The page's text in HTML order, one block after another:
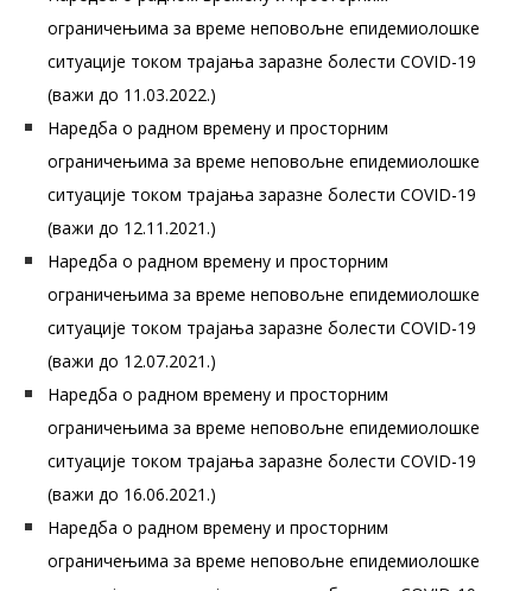
ограничењима за време неповољне епидемиолошке
ситуације током трајања заразне болести COVID-19
(важи до 11.03.2022.)
Наредба о радном времену и просторним
ограничењима за време неповољне епидемиолошке
ситуације током трајања заразне болести COVID-19
(важи до 12.11.2021.)
Наредба о радном времену и просторним
ограничењима за време неповољне епидемиолошке
ситуације током трајања заразне болести COVID-19
(важи до 12.07.2021.)
Наредба о радном времену и просторним
ограничењима за време неповољне епидемиолошке
ситуације током трајања заразне болести COVID-19
(важи до 16.06.2021.)
Наредба о радном времену и просторним
ограничењима за време неповољне епидемиолошке